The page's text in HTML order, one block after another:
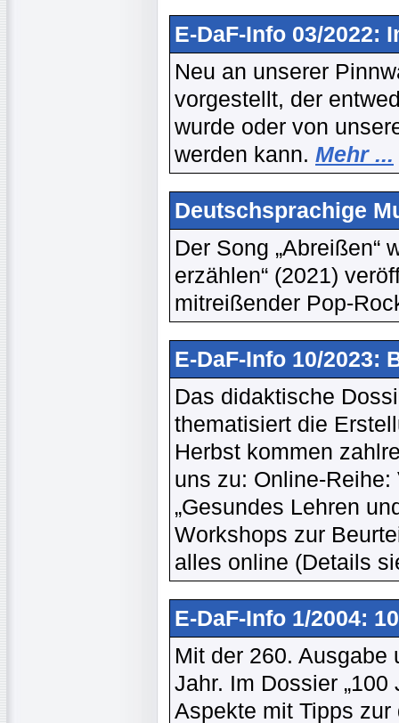
E-DaF-Info 03/2022:
Neu an unserer
vorgestellt, der
wurde oder von
werden kann. Mehr ...
Deutschsprachige
Der Song „Abreißen“
erzählen“ (2021)
mitreißender Pop-
E-DaF-Info 10/2023:
Das didaktische
thematisiert die
Herbst kommen
uns zu: Online-
„Gesundes Lehren
Workshops zur
alles online (Details
E-DaF-Info 1/2004:
Mit der 260. Ausgabe
Jahr. Im Dossier
Aspekte mit Tipps